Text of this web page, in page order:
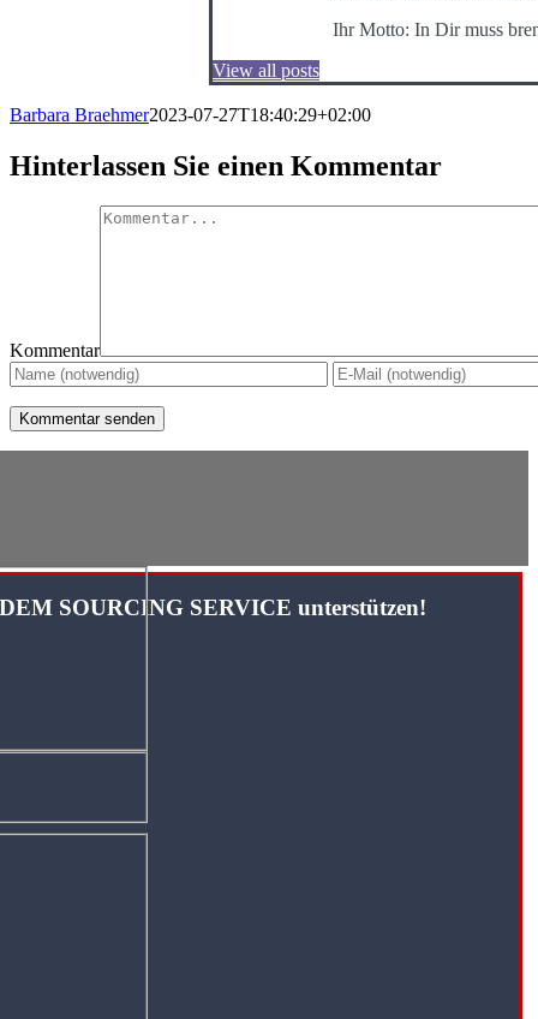
Ihr Motto: In Dir muss
View all posts
Barbara Braehmer2023-07-27T18:40:29+02:00
Hinterlassen Sie einen Kommentar
Kommentar
SOURCING SERVICE unterstützen!